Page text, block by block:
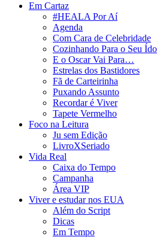
Em Cartaz
#HEALA Por Aí
Agenda
Com Cara de Celebridade
Cozinhando Para o Seu
E o Oscar Vai Para…
Estrelas dos Bastidores
Fã de Carteirinha
Puxando Assunto
Recordar é Viver
Tapete Vermelho
Foco na Leitura
Ju sem Edição
LivroXSeriado
Vida Real
Caixa do Tempo
Campanha
Área VIP
Viver e estudar nos EUA
Além do Script
Dicas
Em Tempo